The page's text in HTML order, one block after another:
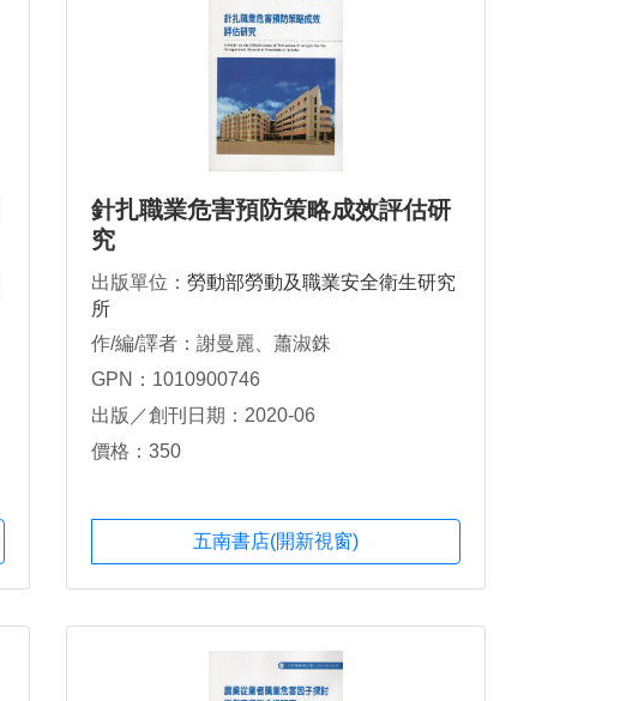
針扎職業危害預防策略成效評估研
究
出版單位： 勞動部勞動及職業安全衛生研究
所
作/編/譯者：謝曼麗、蕭淑銖
GPN：1010900746
出版／創刊日期：2020-06
價格：350
五南書店(開新視窗)